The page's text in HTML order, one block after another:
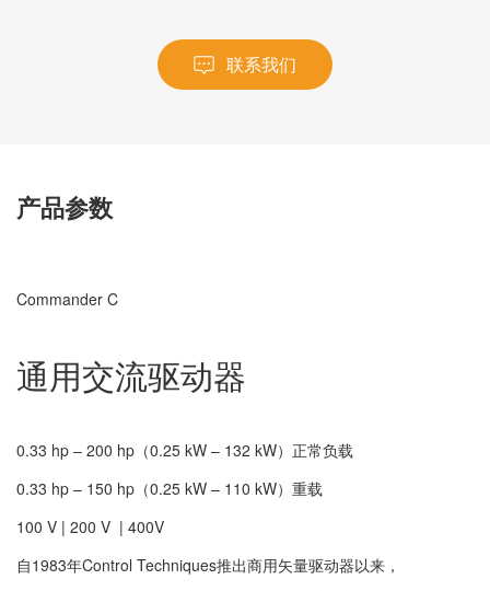
联系我们
产品参数
Commander C
通用交流驱动器
0.33 hp – 200 hp（0.25 kW – 132 kW）正常负载
0.33 hp – 150 hp（0.25 kW – 110 kW）重载
100 V | 200 V | 400V
自1983年Control Techniques推出商用矢量驱动器以来，